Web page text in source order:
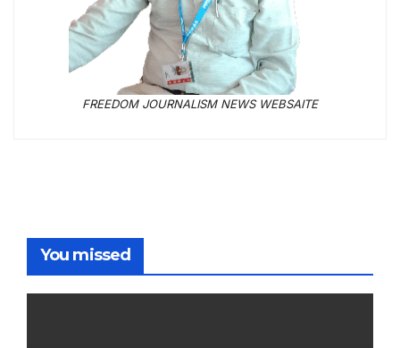
FREEDOM JOURNALISM NEWS WEBSAITE
You missed